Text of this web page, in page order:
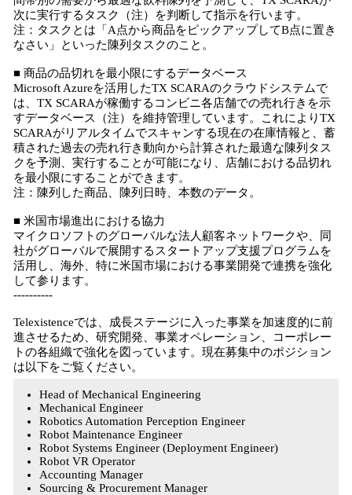
次に実行するタスク（注）を判断して指示を行います。
注：タスクとは「A点から商品をピックアップしてB点に置き
なさい」といった陳列タスクのこと。
■ 商品の品切れを最小限にするデータベース
Microsoft Azureを活用したTX SCARAのクラウドシステムで
は、TX SCARAが稼働するコンビニ各店舗での売れ行きを示
すデータベース（注）を維持管理しています。これによりTX
SCARAがリアルタイムでスキャンする現在の在庫情報と、蓄
積された過去の売れ行き動向から計算された最適な陳列タス
クを予測、実行することが可能になり、店舗における品切れ
を最小限にすることができます。
注：陳列した商品、陳列日時、本数のデータ。
■ 米国市場進出における協力
マイクロソフトのグローバルな法人顧客ネットワークや、同
社がグローバルで展開するスタートアップ支援プログラムを
活用し、海外、特に米国市場における事業開発で連携を強化
して参ります。
----------
Telexistenceでは、成長ステージに入った事業を加速度的に前
進させるため、研究開発、事業オペレーション、コーポレー
トの各組織で強化を図っています。現在募集中のポジション
は以下をご覧ください。
Head of Mechanical Engineering
Mechanical Engineer
Robotics Automation Perception Engineer
Robot Maintenance Engineer
Robot Systems Engineer (Deployment Engineer)
Robot VR Operator
Accounting Manager
Sourcing & Procurement Manager